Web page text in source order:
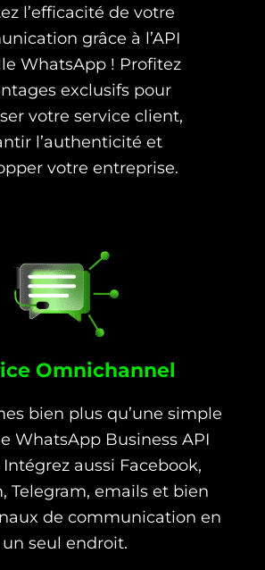
l’efficacité de votre
grâce à l’API
WhatsApp ! Profitez
exclusifs pour
votre service client,
l’authenticité et
votre entreprise.
Omnichannel
bien plus qu’une simple
WhatsApp Business API
aussi Facebook,
Telegram, emails et bien
de communication en
un seul endroit.